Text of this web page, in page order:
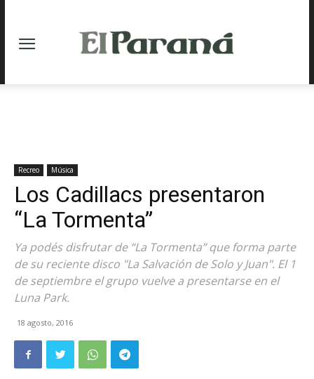
Recreo Música
Los Cadillacs presentaron
“La Tormenta”
Ya podés disfrutar de “La Tormenta” que forma parte
de su reciente disco "La Salvación de Solo y Juan". El 1
de septiembre el grupo vuelve a presentarse en el
Luna Park.
18 agosto, 2016